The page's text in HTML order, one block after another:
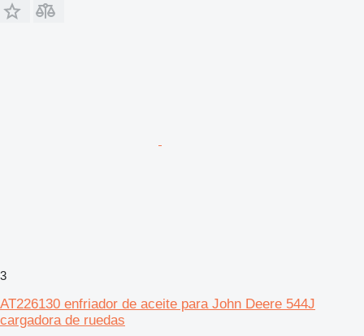
3
AT226130 enfriador de aceite para John Deere 544J
cargadora de ruedas